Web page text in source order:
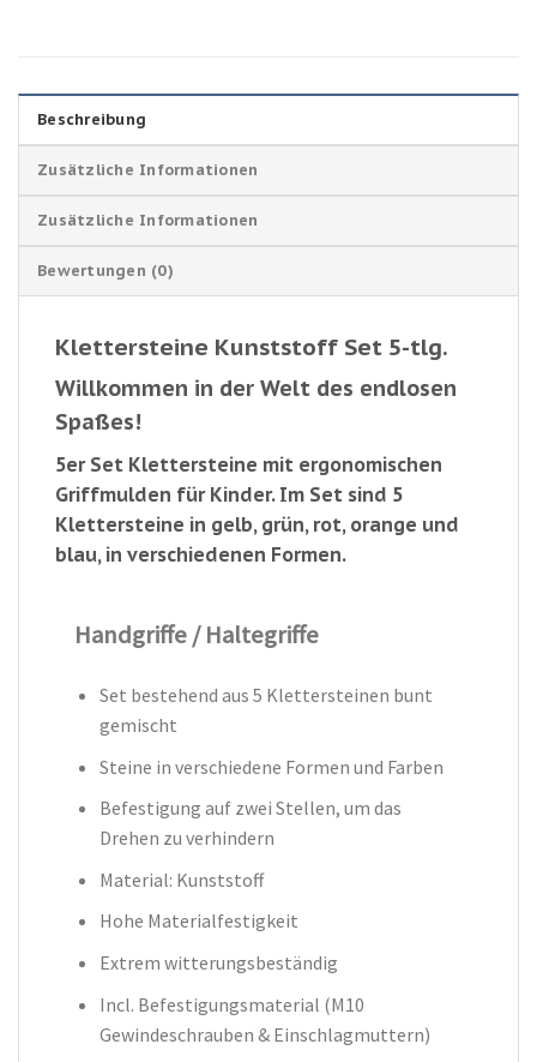
Beschreibung
Zusätzliche Informationen
Zusätzliche Informationen
Bewertungen (0)
Klettersteine Kunststoff Set 5-tlg.
Willkommen in der Welt des endlosen
Spaßes!
5er Set Klettersteine mit ergonomischen
Griffmulden für Kinder. Im Set sind 5
Klettersteine in gelb, grün, rot, orange und
blau, in verschiedenen Formen.
Handgriffe / Haltegriffe
Set bestehend aus 5 Klettersteinen bunt
gemischt
Steine in verschiedene Formen und Farben
Befestigung auf zwei Stellen, um das
Drehen zu verhindern
Material: Kunststoff
Hohe Materialfestigkeit
Extrem witterungsbeständig
Incl. Befestigungsmaterial (M10
Gewindeschrauben & Einschlagmuttern)